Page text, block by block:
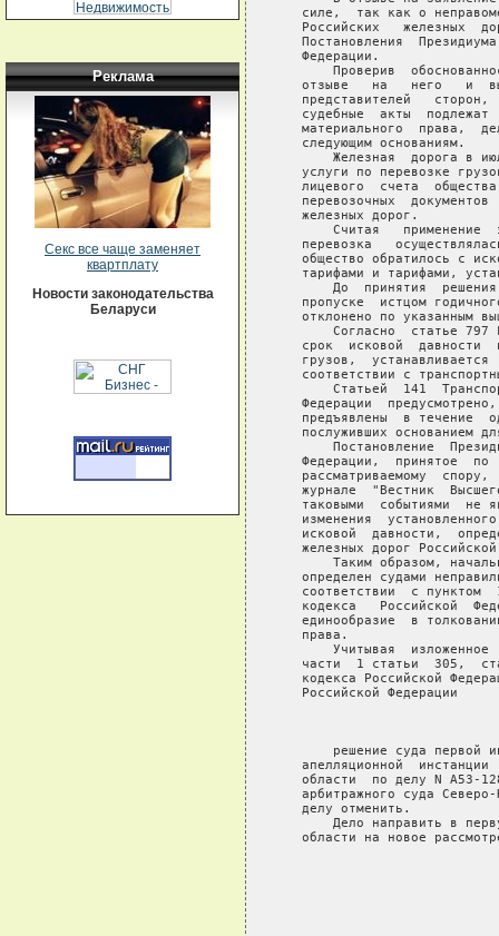
Реклама
Секс все чаще заменяет
квартплату
Новости законодательства
Беларуси
силе,  так как о
Российских   железных
Постановления
   Федерации.
Проверив
отзыве   на   него   и
представителей   сторон,
судебные  акты  подлежат
материального  права,
   следующим основаниям.
Железная  дорога в
услуги по перевозке
лицевого  счета
перевозочных  документов
   железных дорог.
Считая   применение
перевозка
общество обратилось с
тарифами и тарифами,
До  принятия
пропуске  истцом
отклонено по указанным
Согласно  статье 797
срок  исковой  давности
грузов,  устанавливается
соответствии с
Статьей  141
Федерации
предъявлены  в течение
послуживших основанием
Постановление
Федерации,  принятое  по
рассматриваемому  спору,
журнале  "Вестник
таковыми  событиями  не
изменения
исковой  давности,
железных дорог
Таким образом,
определен судами
соответствии  с пунктом
кодекса   Российской
единообразие  в
   права.
Учитывая  изложенное
части  1 статьи  305,
кодекса Российской
   Российской Федерации
решение суда первой
апелляционной  инстанции
области  по делу N А53-
арбитражного суда
   делу отменить.
Дело направить в
области на новое